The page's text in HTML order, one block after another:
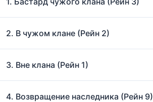
2. В чужом клане (Рейн 2)
3. Вне клана (Рейн 1)
4. Возвращение наследника (Рейн 9)